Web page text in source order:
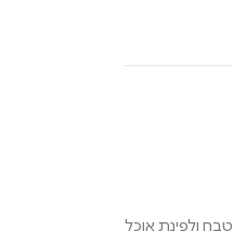
ולפינת אוכל